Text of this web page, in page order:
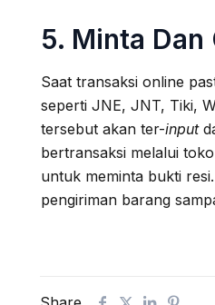
5. Minta Dan
Saat transaksi online
seperti JNE, JNT, Tiki,
tersebut akan ter-input
bertransaksi melalui
untuk meminta bukti
pengiriman barang